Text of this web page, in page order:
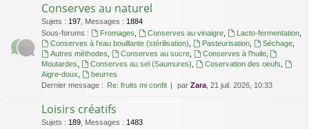
Conserves au naturel
Sujets : 197 Messages : 1884
Sous-forums :
Fromages Conserves au vinaigre, Lacto-fermentation,
Conserves à l'eau bouillante (stérilisation)
Pasteurisation, Séchage,
Autres méthodes
Conserves au sucre, Conserves à l'huile,
Moutardes
Conserves au sel (Saumures) Coservation des oeufs
Aigre-doux
beurres
Dernier message : Re: fruits mi confit par Zara , 21 juil. 2026, 10:33
Loisirs créatifs
Sujets : 189 Messages : 1483